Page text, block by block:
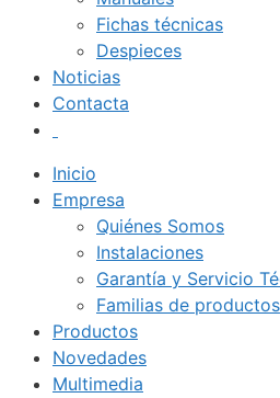
Fichas técnicas
Despieces
Noticias
Contacta
Inicio
Empresa
Quiénes Somos
Instalaciones
Garantía y Servicio
Familias de productos
Productos
Novedades
Multimedia